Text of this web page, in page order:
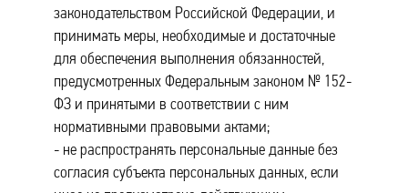
законодательством Российской Федерации, и
принимать меры, необходимые и достаточные
для обеспечения выполнения обязанностей,
предусмотренных Федеральным законом № 152-
ФЗ и принятыми в соответствии с ним
нормативными правовыми актами;
- не распространять персональные данные без
согласия субъекта персональных данных, если